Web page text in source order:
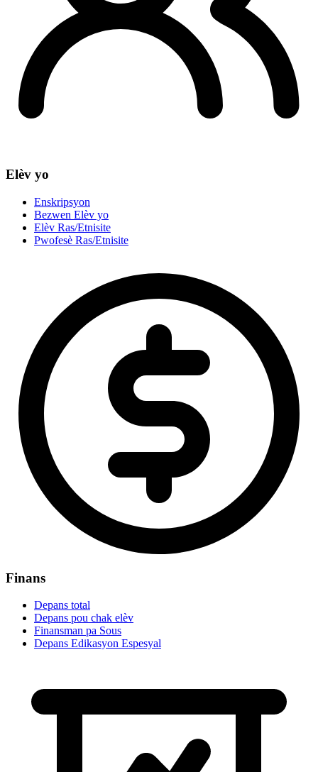
Elèv yo
Enskripsyon
Bezwen Elèv yo
Elèv Ras/Etnisite
Pwofesè Ras/Etnisite
Finans
Depans total
Depans pou chak elèv
Finansman pa Sous
Depans Edikasyon Espesyal